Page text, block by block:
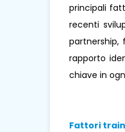
principali
recenti
partnership,
rapporto
chiave in
Fattori